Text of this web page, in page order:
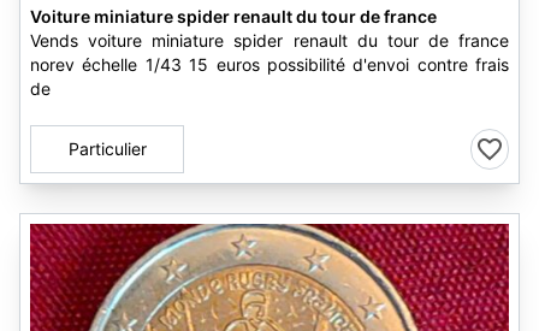
Voiture miniature spider renault du tour de france
Vends voiture miniature spider renault du tour de france
norev échelle 1/43 15 euros possibilité d'envoi contre frais
de
Particulier